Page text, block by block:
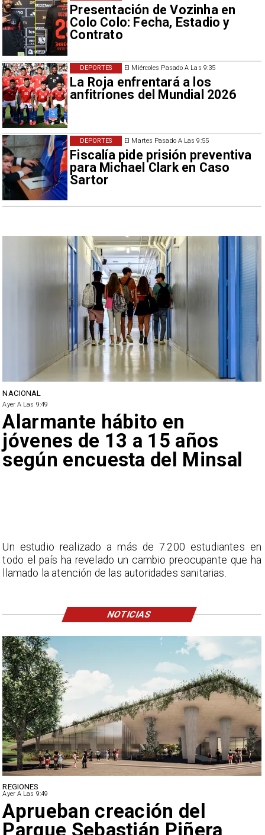
Presentación de Vozinha en
Colo Colo: Fecha, Estadio y
Contrato
El Miércoles Pasado A Las 9:35
La Roja enfrentará a los
anfitriones del Mundial 2026
DEPORTES
El Martes Pasado A Las 9:55
Fiscalía pide prisión preventiva
para Michael Clark en Caso
Sartor
DEPORTES
DEPORTES
Ayer A Las 9:49
Claudio Bravo baja la
euforia sobre fichaje de
NACIONAL
Ayer A Las 9:49
Alarmante hábito en
jóvenes de 13 a 15 años
según encuesta del Minsal
Un estudio realizado a más de 7.200 estudiantes en
todo el país ha revelado un cambio preocupante que ha
llamado la atención de las autoridades sanitarias.
NOTICIAS